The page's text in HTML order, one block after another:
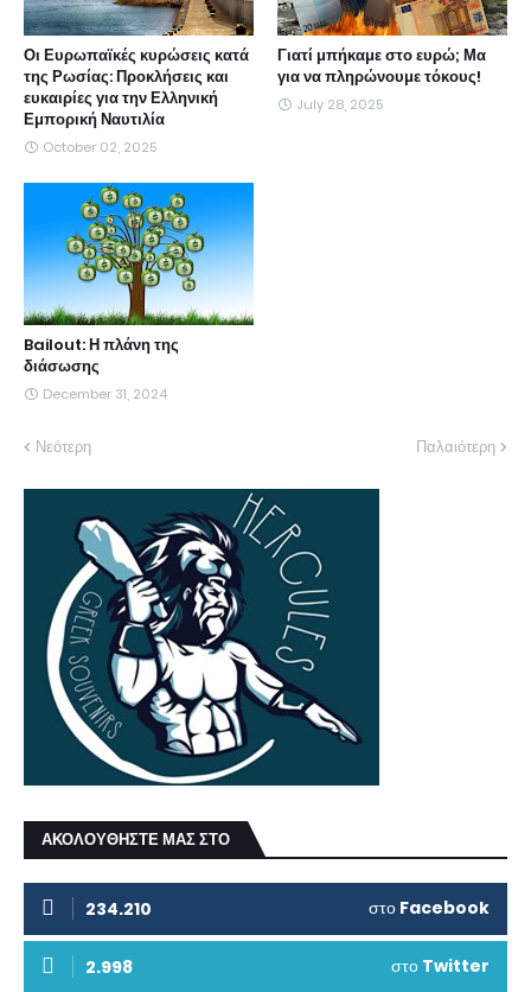
Οι Ευρωπαϊκές κυρώσεις κατά
της Ρωσίας: Προκλήσεις και
ευκαιρίες για την Ελληνική
Εμπορική Ναυτιλία
October 02, 2025
Γιατί μπήκαμε στο ευρώ; Μα
για να πληρώνουμε τόκους!
July 28, 2025
Bailout: Η πλάνη της
διάσωσης
December 31, 2024
Νεότερη Παλαιότερη
ΑΚΟΛΟΥΘΗΣΤΕ ΜΑΣ ΣΤΟ
234.210 στο Facebook
2.998 στο Twitter